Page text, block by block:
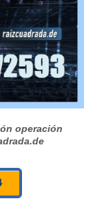
operación